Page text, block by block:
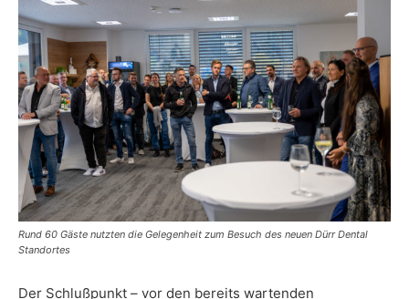
Rund 60 Gäste nutzten die Gelegenheit zum Besuch des neuen Dürr Dental
Standortes
Der Schlußpunkt – vor den bereits wartenden